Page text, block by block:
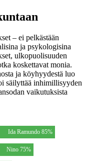
– ei pelkästään
ja psykologisina
ulkopuolisuuden
koskettavat monia.
ja köyhyydestä luo
säilyttää inhimillisyyden
vaikutuksista
Ida Ramundo 85%
Nino 75%